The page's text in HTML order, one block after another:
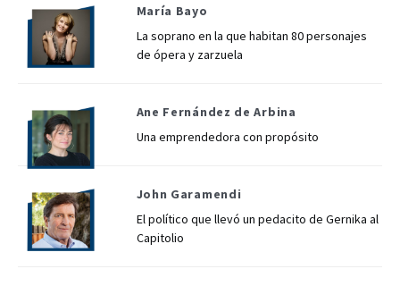
María Bayo
La soprano en la que habitan 80 personajes
de ópera y zarzuela
Ane Fernández de Arbina
Una emprendedora con propósito
John Garamendi
El político que llevó un pedacito de Gernika al
Capitolio